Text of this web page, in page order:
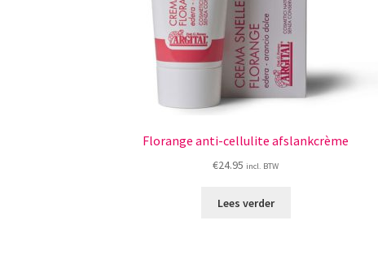
Florange anti-cellulite afslankcrème
€24.95 incl. BTW
Lees verder